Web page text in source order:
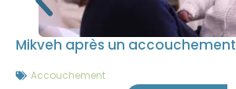
Mikveh après un accouchement
Accouchement